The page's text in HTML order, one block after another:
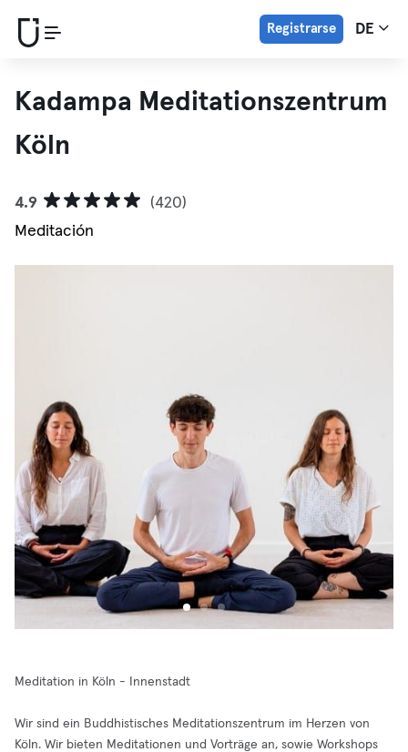
Registrarse DE
Kadampa Meditationszentrum
Köln
4.9
(420)
Meditación
Meditation in Köln - Innenstadt
Wir sind ein Buddhistisches Meditationszentrum im Herzen von
Köln. Wir bieten Meditationen und Vorträge an, sowie Workshops